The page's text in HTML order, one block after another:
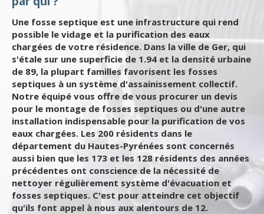
Une fosse septique est une infrastructure qui rend
possible le vidage et la purification des eaux
chargées de votre résidence. Dans la ville de Ger, qui
s'étale sur une superficie de 1.94 et la densité urbaine
de 89, la plupart familles favorisent les fosses
septiques à un système d'assainissement collectif.
Notre équipé vous offre de vous procurer un devis
pour le montage de fosses septiques ou d'une autre
installation indispensable pour la purification de vos
eaux chargées. Les 200 résidents dans le
département du Hautes-Pyrénées sont concernés
aussi bien que les 173 et les 128 résidents des années
précédentes ont conscience de la nécessité de
nettoyer régulièrement système d'évacuation et
fosses septiques. C'est pour atteindre cet objectif
qu'ils font appel à nous aux alentours de 12.